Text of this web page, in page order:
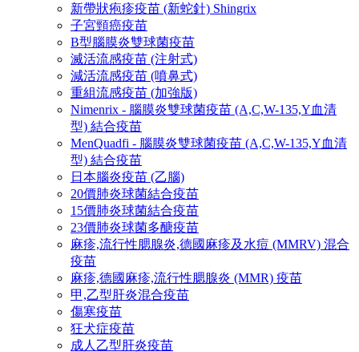
新帶狀疱疹疫苗 (新蛇針) Shingrix
子宮頸癌疫苗
B型腦膜炎雙球菌疫苗
滅活流感疫苗 (注射式)
減活流感疫苗 (噴鼻式)
重組流感疫苗 (加強版)
Nimenrix - 腦膜炎雙球菌疫苗 (A,C,W-135,Y血清
型) 結合疫苗
MenQuadfi - 腦膜炎雙球菌疫苗 (A,C,W-135,Y血清
型) 結合疫苗
日本腦炎疫苗 (乙腦)
20價肺炎球菌結合疫苗
15價肺炎球菌結合疫苗
23價肺炎球菌多醣疫苗
麻疹,流行性腮腺炎,德國麻疹及水痘 (MMRV) 混合
疫苗
麻疹,德國麻疹,流行性腮腺炎 (MMR) 疫苗
甲,乙型肝炎混合疫苗
傷寒疫苗
狂犬症疫苗
成人乙型肝炎疫苗